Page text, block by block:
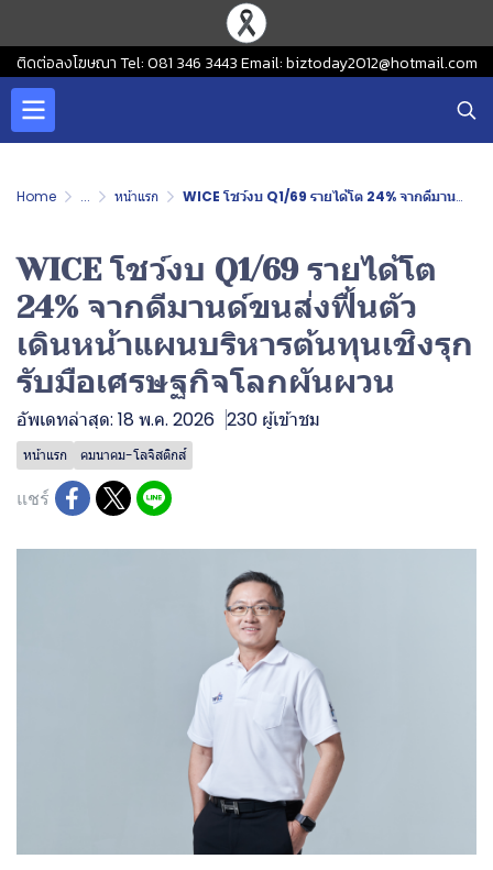
ติดต่อลงโฆษณา Tel: 081 346 3443 Email: biztoday2012@hotmail.com
Home ... หน้าแรก WICE โชว์งบ Q1/69 รายได้โต 24% จากดีมานด์ขนส่งฟื้นตัว เดินหน้าแผนบริหารต้นทุนเชิงรุก รับมือเศรษฐกิจโลกผันผวน
WICE โชว์งบ Q1/69 รายได้โต
24% จากดีมานด์ขนส่งฟื้นตัว
เดินหน้าแผนบริหารต้นทุนเชิงรุก
รับมือเศรษฐกิจโลกผันผวน
อัพเดทล่าสุด: 18 พ.ค. 2026 230 ผู้เข้าชม
หน้าแรก คมนาคม-โลจิสติกส์
แชร์